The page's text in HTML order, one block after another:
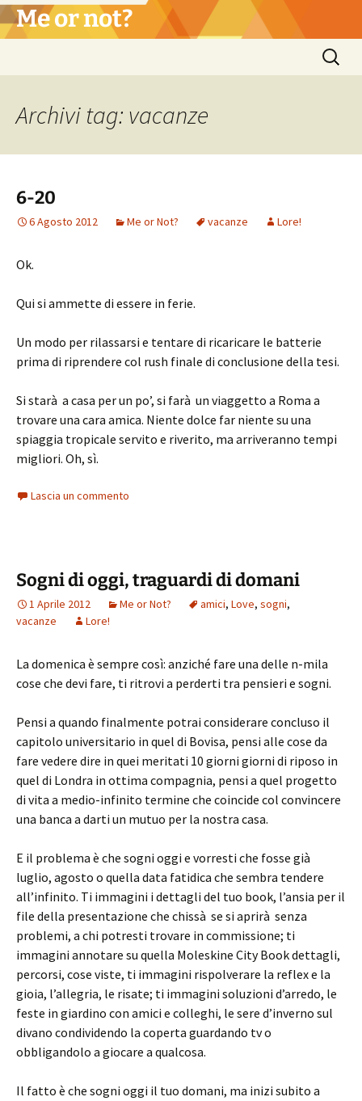
Vai
al Me or not?
Ricerca
per:
Archivi tag: vacanze
6-20
6 Agosto 2012 Me or Not? vacanze Lore!
Ok.
Qui si ammette di essere in ferie.
Un modo per rilassarsi e tentare di ricaricare le batterie
prima di riprendere col rush finale di conclusione della tesi.
Si starà a casa per un po’, si farà un viaggetto a Roma a
trovare una cara amica. Niente dolce far niente su una
spiaggia tropicale servito e riverito, ma arriveranno tempi
migliori. Oh, sì.
Lascia un commento
Sogni di oggi, traguardi di domani
1 Aprile 2012 Me or Not? amici, Love, sogni,
vacanze
Lore!
La domenica è sempre così: anziché fare una delle n-mila
cose che devi fare, ti ritrovi a perderti tra pensieri e sogni.
Pensi a quando finalmente potrai considerare concluso il
capitolo universitario in quel di Bovisa, pensi alle cose da
fare vedere dire in quei meritati 10 giorni giorni di riposo in
quel di Londra in ottima compagnia, pensi a quel progetto
di vita a medio-infinito termine che coincide col convincere
una banca a darti un mutuo per la nostra casa.
E il problema è che sogni oggi e vorresti che fosse già
luglio, agosto o quella data fatidica che sembra tendere
all’infinito. Ti immagini i dettagli del tuo book, l’ansia per il
file della presentazione che chissà se si aprirà senza
problemi, a chi potresti trovare in commissione; ti
immagini annotare su quella Moleskine City Book dettagli,
percorsi, cose viste, ti immagini rispolverare la reflex e la
gioia, l’allegria, le risate; ti immagini soluzioni d’arredo, le
feste in giardino con amici e colleghi, le sere d’inverno sul
divano condividendo la coperta guardando tv o
obbligandolo a giocare a qualcosa.
Il fatto è che sogni oggi il tuo domani, ma inizi subito a